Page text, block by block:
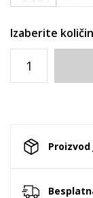
Izaberite